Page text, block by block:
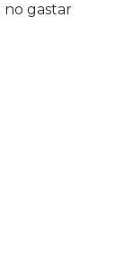
no gastar